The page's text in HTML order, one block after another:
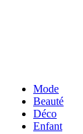
Mode
Beauté
Déco
Enfant